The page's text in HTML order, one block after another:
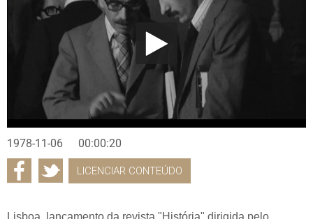
1978-11-06 00:00:20
LICENCIAR CONTEÚDO
Lisboa, lançamento da revista "História" dirigida pelo